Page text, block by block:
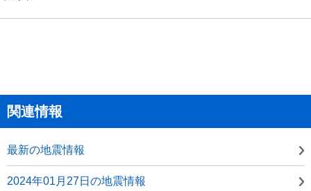
関連情報
最新の地震情報
2024年01月27日の地震情報